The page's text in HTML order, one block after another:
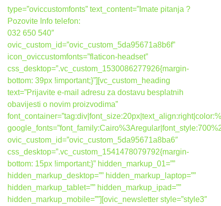
type=”oviccustomfonts” text_content=”Imate pitanja ?
Pozovite Info telefon:
032 650 540″
ovic_custom_id=”ovic_custom_5da95671a8b6f”
icon_oviccustomfonts=”flaticon-headset”
css_desktop=”.vc_custom_1530086277926{margin-
bottom: 39px !important;}”][vc_custom_heading
text=”Prijavite e-mail adresu za dostavu besplatnih
obavijesti o novim proizvodima”
ovic_custom_id=”ovic_custom_5da95671a8ba6″
css_desktop=”.vc_custom_1541478079792{margin-
bottom: 15px !important;}” hidden_markup_01=””
hidden_markup_desktop=”” hidden_markup_laptop=””
hidden_markup_tablet=”” hidden_markup_ipad=””
hidden_markup_mobile=””][ovic_newsletter style=”style3″